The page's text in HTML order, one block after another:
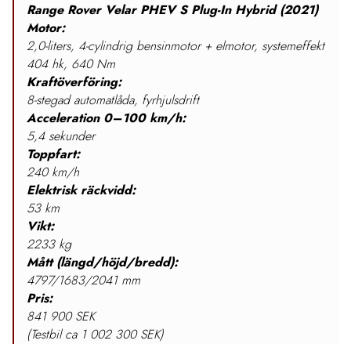
Range Rover Velar PHEV S Plug-In Hybrid (2021)
Motor:
2,0-liters, 4-cylindrig bensinmotor + elmotor, systemeffekt
404 hk, 640 Nm
Kraftöverföring:
8-stegad automatlåda, fyrhjulsdrift
Acceleration 0–100 km/h:
5,4 sekunder
Toppfart:
240km/h
Elektrisk räckvidd:
53 km
Vikt:
2233 kg
Mått (längd/höjd/bredd):
4797/1683/2041 mm
Pris:
841 900 SEK
(Testbil ca 1 002 300 SEK)